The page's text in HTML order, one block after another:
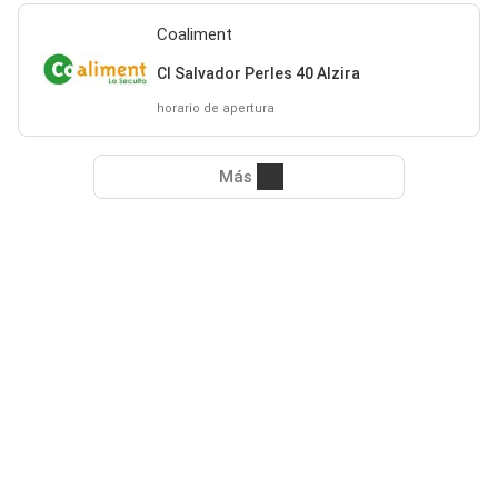
Coaliment
Cl Salvador Perles 40 Alzira
horario de apertura
Más